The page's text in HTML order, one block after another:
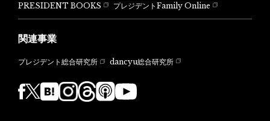
PRESIDENT BOOKS
プレジデントFamily Online
関連事業
プレジデント総合研究所 dancyu総合研究所